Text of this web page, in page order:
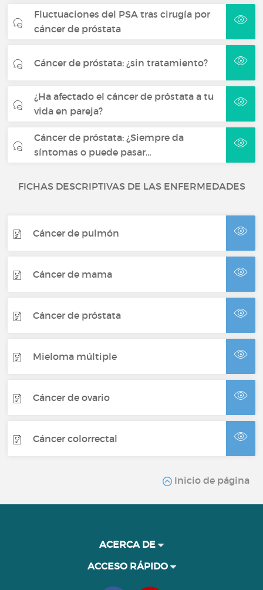
Fluctuaciones del PSA tras cirugía por
cáncer de próstata
Cáncer de próstata: ¿sin tratamiento?
¿Ha afectado el cáncer de próstata a tu
vida en pareja?
Cáncer de próstata: ¿Siempre da
síntomas o puede pasar…
FICHAS DESCRIPTIVAS DE LAS ENFERMEDADES
Cáncer de pulmón
Cáncer de mama
Cáncer de próstata
Mieloma múltiple
Cáncer de ovario
Cáncer colorrectal
Inicio de página
ACERCA DE
ACCESO RÁPIDO